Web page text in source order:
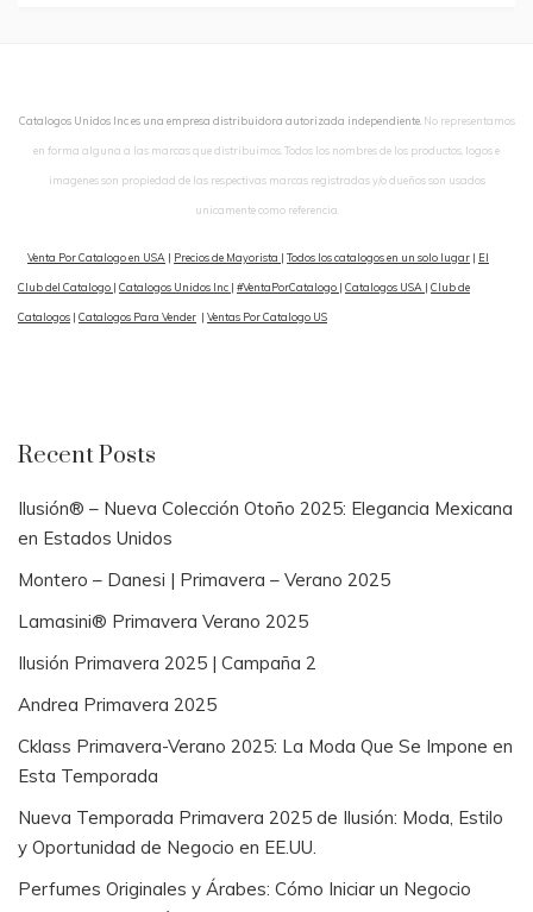
Catalogos Unidos Inc es una empresa distribuidora autorizada independiente. No representamos
en forma alguna a las marcas que distribuimos. Todos los nombres de los productos, logos e
imagenes son propiedad de las respectivas marcas registradas y/o dueños son usados
unicamente como referencia.
Venta Por Catalogo en USA Precios de Mayorista Todos los catalogos en un solo lugar El
Club del Catalogo Catalogos Unidos Inc #VentaPorCatalogo Catalogos USA Club de
Catalogos Catalogos Para Vender Ventas Por Catalogo US
Recent Posts
Ilusión® – Nueva Colección Otoño 2025: Elegancia Mexicana
en Estados Unidos
Montero – Danesi | Primavera – Verano 2025
Lamasini® Primavera Verano 2025
Ilusión Primavera 2025 | Campaña 2
Andrea Primavera 2025
Cklass Primavera-Verano 2025: La Moda Que Se Impone en
Esta Temporada
Nueva Temporada Primavera 2025 de Ilusión: Moda, Estilo
y Oportunidad de Negocio en EE.UU.
Perfumes Originales y Árabes: Cómo Iniciar un Negocio